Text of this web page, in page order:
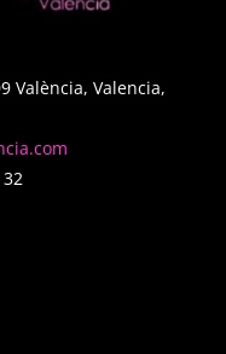
València, Valencia,